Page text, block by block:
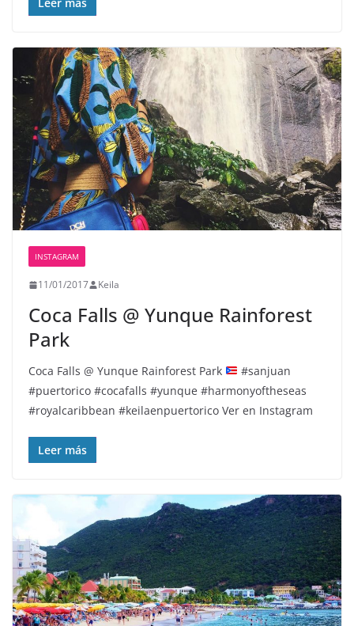
INSTAGRAM
11/01/2017 Keila
Coca Falls @ Yunque Rainforest
Park
Coca Falls @ Yunque Rainforest Park
#sanjuan
#puertorico #cocafalls #yunque #harmonyoftheseas
#royalcaribbean #keilaenpuertorico Ver en Instagram
Leer más